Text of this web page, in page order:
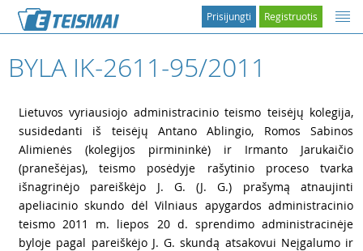
Registruotis
Prisijungti
BYLA IK-2611-95/2011
Lietuvos vyriausiojo administracinio teismo teisėjų kolegija,
susidedanti iš teisėjų Antano Ablingio, Romos Sabinos
Alimienės (kolegijos pirmininkė) ir Irmanto Jarukaičio
(pranešėjas), teismo posėdyje rašytinio proceso tvarka
išnagrinėjo pareiškėjo J. G. (J. G.) prašymą atnaujinti
apeliacinio skundo dėl Vilniaus apygardos administracinio
teismo 2011 m. liepos 20 d. sprendimo administracinėje
byloje pagal pareiškėjo J. G. skundą atsakovui Neįgalumo ir